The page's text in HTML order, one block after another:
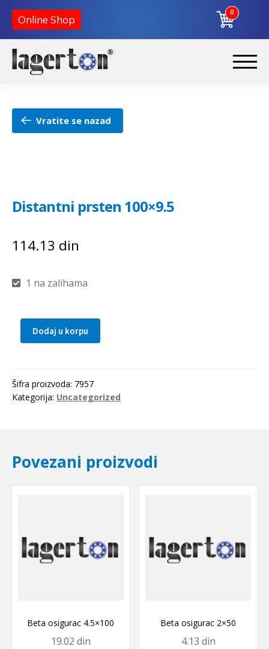
Online Shop
0
Početna
O nama
Vratite se nazad
Distantni prsten 100×9.5
114.13 din
1 na zalihama
Distantni
količina
Dodaj u korpu
Šifra proizvoda: 7957
Kategorija: Uncategorized
Povezani proizvodi
Beta osigurac 4.5×100
19.02 din
Beta osigurac 2×50
4.13 din